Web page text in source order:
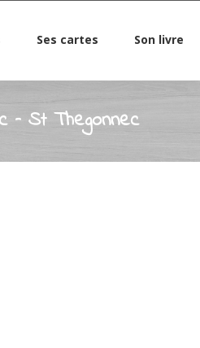
Ses cartes Son livre
– St Thegonnec